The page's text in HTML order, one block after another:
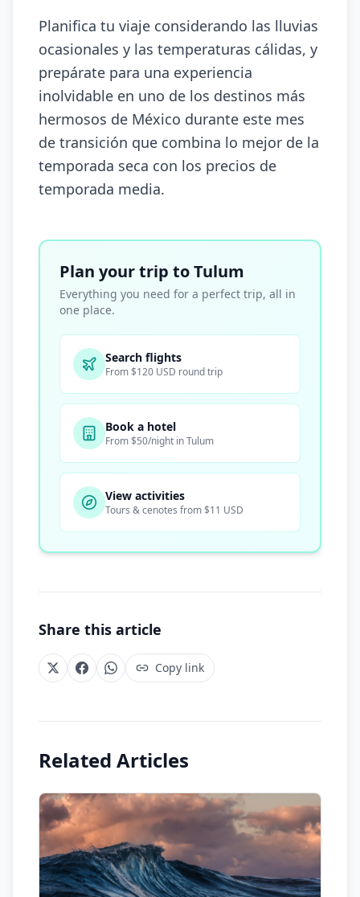
Planifica tu viaje considerando las lluvias
ocasionales y las temperaturas cálidas, y
prepárate para una experiencia
inolvidable en uno de los destinos más
hermosos de México durante este mes
de transición que combina lo mejor de la
temporada seca con los precios de
temporada media.
Plan your trip to Tulum
Everything you need for a perfect trip, all in
one place.
Search flights
From $120 USD round trip
Book a hotel
From $50/night in Tulum
View activities
Tours & cenotes from $11 USD
Share this article
Copy link
Related Articles